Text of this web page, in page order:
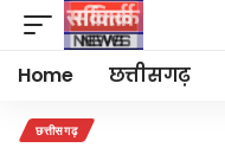
Home छत्तीसगढ़
छत्तीसगढ़